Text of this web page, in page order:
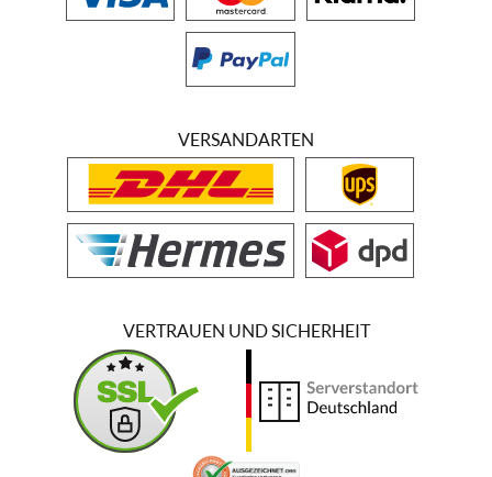
VERSANDARTEN
VERTRAUEN UND SICHERHEIT